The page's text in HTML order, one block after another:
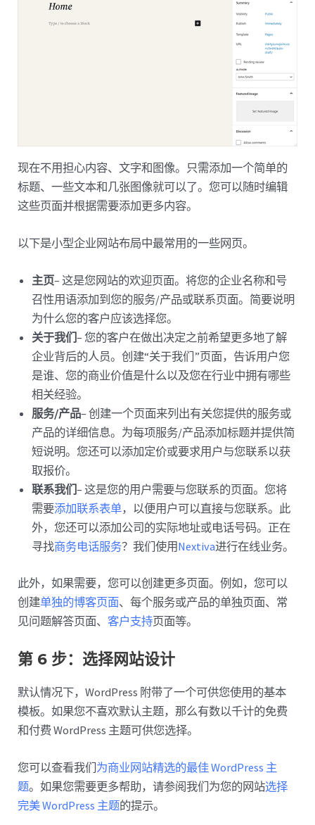
现在不用担心内容、文字和图像。只需添加一个简单的
标题、一些文本和几张图像就可以了。您可以随时编辑
这些页面并根据需要添加更多内容。
以下是小型企业网站布局中最常用的一些网页。
主页– 这是您网站的欢迎页面。将您的企业名称和号
召性用语添加到您的服务/产品或联系页面。简要说明
为什么您的客户应该选择您。
关于我们– 您的客户在做出决定之前希望更多地了解
企业背后的人员。创建“关于我们”页面，告诉用户您
是谁、您的商业价值是什么以及您在行业中拥有哪些
相关经验。
服务/产品– 创建一个页面来列出有关您提供的服务或
产品的详细信息。为每项服务/产品添加标题并提供简
短说明。您还可以添加定价或要求用户与您联系以获
取报价。
联系我们– 这是您的用户需要与您联系的页面。您将
需要添加联系表单，以便用户可以直接与您联系。此
外，您还可以添加公司的实际地址或电话号码。正在
寻找商务电话服务？我们使用Nextiva进行在线业务。
此外，如果需要，您可以创建更多页面。例如，您可以
创建单独的博客页面、每个服务或产品的单独页面、常
见问题解答页面、客户支持页面等。
第 6 步：选择网站设计
默认情况下，WordPress 附带了一个可供您使用的基本
模板。如果您不喜欢默认主题，那么有数以千计的免费
和付费 WordPress 主题可供您选择。
您可以查看我们为商业网站精选的最佳 WordPress 主
题。如果您需要更多帮助，请参阅我们为您的网站选择
完美 WordPress 主题的提示。